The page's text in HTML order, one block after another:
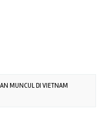
MUNCUL DI VIETNAM